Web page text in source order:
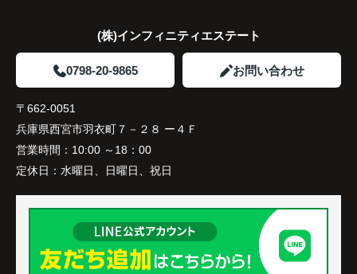
家族全員にとって、将来を見据えた良い選択だった
(株)インフィニティエステート
0798-20-9865 お問い合わせ
〒662-0051
兵庫県西宮市羽衣町７－２８ ー４Ｆ
営業時間： 10:00 ～18：00
定休日： 水曜日、日曜日、祝日